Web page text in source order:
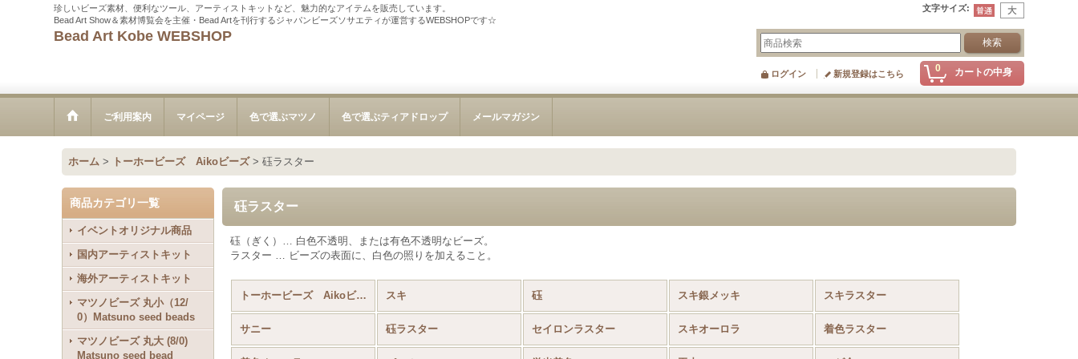
珍しいビーズ素材、便利なツール、アーティストキットなど、魅力的なアイテムを販売しています。
Bead Art Show＆素材博覧会を主催・Bead Artを刊行するジャパンビーズソサエティが運営するWEBSHOPです☆
文字サイズ:
Bead Art Kobe WEBSHOP
0 カートの中身
ログイン 新規登録はこちら
ご利用案内 マイページ 色で選ぶマツノ 色で選ぶティアドロップ メールマガジン
ホーム > トーホービーズ Aikoビーズ > 砡ラスター
商品カテゴリ一覧
イベントオリジナル商品
国内アーティストキット
海外アーティストキット
マツノビーズ 丸小（12/
0）Matsuno seed beads
マツノビーズ 丸大 (8/0)
Matsuno seed bead
砡ラスター
砡（ぎく）… 白色不透明、または有色不透明なビーズ。
ラスター … ビーズの表面に、白色の照りを加えること。
トーホービーズ Aikoビーズ (全商品) スキ 砡 スキ銀メッキ スキラスター
サニー 砡ラスター セイロンラスター スキオーロラ 着色ラスター